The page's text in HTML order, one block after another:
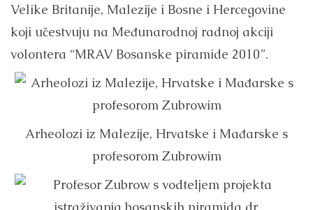
Velike Britanije, Malezije i Bosne i Hercegovine
koji učestvuju na Međunarodnoj radnoj akciji
volontera “MRAV Bosanske piramide 2010”.
Arheolozi iz Malezije, Hrvatske i Mađarske s
profesorom Zubrowim